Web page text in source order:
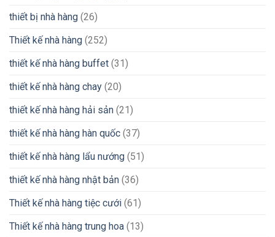
thiết bị nhà hàng (26)
Thiết kế nhà hàng (252)
thiết kế nhà hàng buffet (31)
thiết kế nhà hàng chay (20)
thiết kế nhà hàng hải sản (21)
thiết kế nhà hàng hàn quốc (37)
thiết kế nhà hàng lẩu nướng (51)
thiết kế nhà hàng nhật bản (36)
Thiết kế nhà hàng tiệc cưới (61)
Thiết kế nhà hàng trung hoa (13)